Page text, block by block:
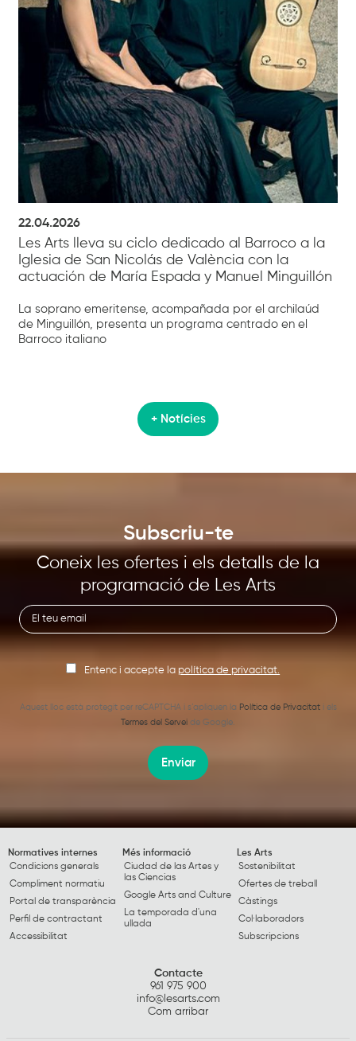
22.04.2026
Les Arts lleva su ciclo dedicado al Barroco a la
Iglesia de San Nicolás de València con la
actuación de María Espada y Manuel Minguillón
La soprano emeritense, acompañada por el archilaúd
de Minguillón, presenta un programa centrado en el
Barroco italiano
+ Notícies
Subscriu-te
Coneix les ofertes i els detalls de la
programació de Les Arts
Entenc i accepte la política de privacitat.
Aquest lloc està protegit per reCAPTCHA i s’apliquen la Política de Privacitati els
Termes del Servei de Google.
Enviar
Normatives internes
Condicions generals
Compliment normatiu
Portal de transparència
Perfil de contractant
Accessibilitat
Més informació
Ciudad de las Artes y
las Ciencias
Google Arts and Culture
La temporada d'una
ullada
Les Arts
Sostenibilitat
Ofertes de treball
Càstings
Col·laboradors
Subscripcions
Contacte
961 975 900
info@lesarts.com
Com arribar